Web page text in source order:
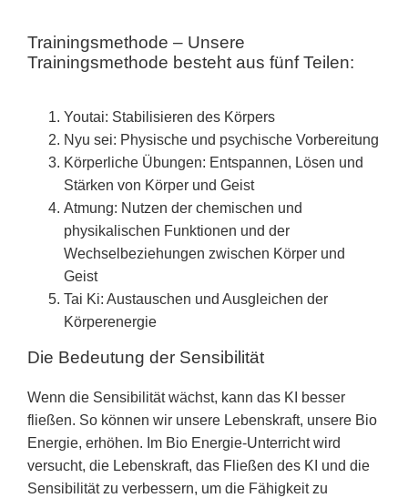
Trainingsmethode – Unsere
Trainingsmethode besteht aus fünf Teilen:
Youtai: Stabilisieren des Körpers
Nyu sei: Physische und psychische Vorbereitung
Körperliche Übungen: Entspannen, Lösen und
Stärken von Körper und Geist
Atmung: Nutzen der chemischen und
physikalischen Funktionen und der
Wechselbeziehungen zwischen Körper und
Geist
Tai Ki: Austauschen und Ausgleichen der
Körperenergie
Die Bedeutung der Sensibilität
Wenn die Sensibilität wächst, kann das KI besser
fließen. So können wir unsere Lebenskraft, unsere Bio
Energie, erhöhen. Im Bio Energie-Unterricht wird
versucht, die Lebenskraft, das Fließen des KI und die
Sensibilität zu verbessern, um die Fähigkeit zu